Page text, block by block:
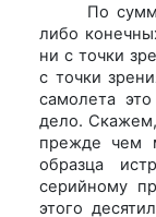
По
либо
ни с точки
с точки
самолета
дело.
прежде чем
образца
серийному
этого